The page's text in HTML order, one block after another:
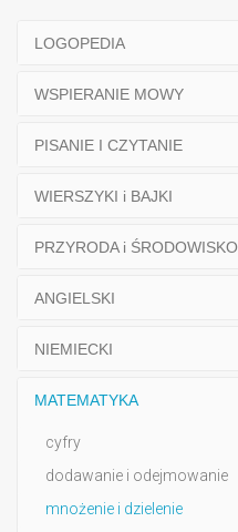
LOGOPEDIA
WSPIERANIE MOWY
PISANIE I CZYTANIE
WIERSZYKI i BAJKI
PRZYRODA i ŚRODOWISKO
ANGIELSKI
NIEMIECKI
MATEMATYKA
cyfry
dodawanie i odejmowanie
mnożenie i dzielenie